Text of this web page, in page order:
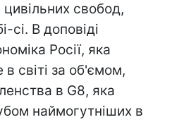
свобод,
сі. В доповіді
Росії, яка
світі за об'ємом,
в G8, яка
наймогутніших в